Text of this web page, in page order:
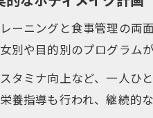
パーソナルジムで日
モチベーション維持
カウンセリングが導
パーソナルジム経験者の
パーソナルジムで途
ーニングと食事管理の
別や目的別のプログラム
タミナ向上など、一人
指導も行われ、継続的